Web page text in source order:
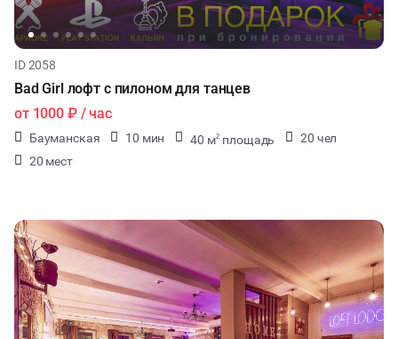
ID 2058
Bad Girl лофт с пилоном для танцев
от 1000 ₽/ час
Бауманская 10 мин 40 м2 площадь
20 чел
20 мест